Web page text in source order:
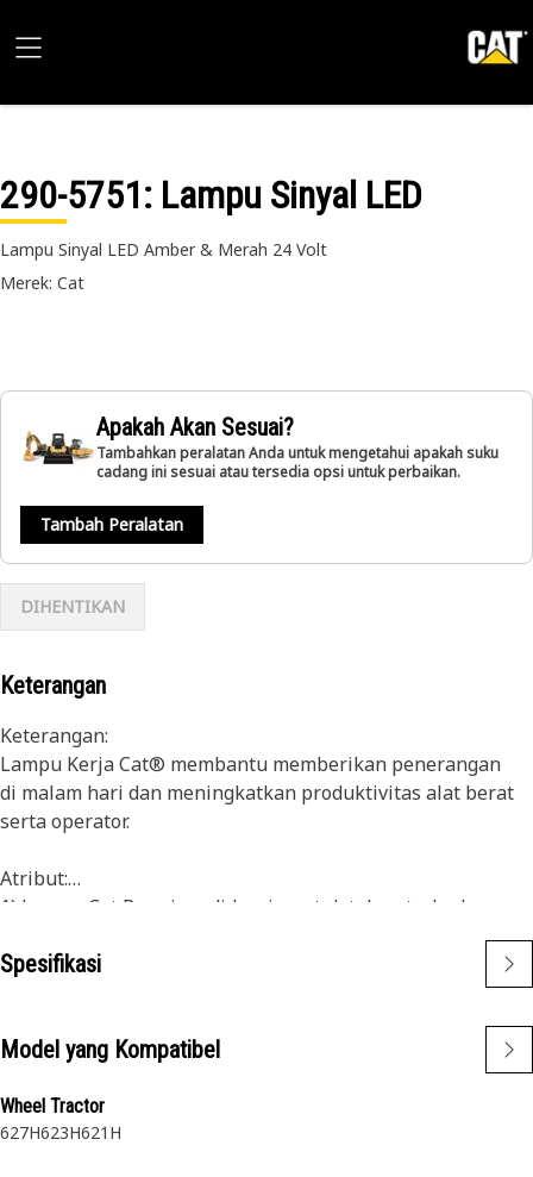
290-5751: Lampu Sinyal LED
Lampu Sinyal LED Amber & Merah 24 Volt
Merek: Cat
Apakah Akan Sesuai?
Tambahkan peralatan Anda untuk mengetahui apakah suku
cadang ini sesuai atau tersedia opsi untuk perbaikan.
Tambah Peralatan
DIHENTIKAN
Keterangan
Keterangan:
Lampu Kerja Cat® membantu memberikan penerangan
di malam hari dan meningkatkan produktivitas alat berat
serta operator.
Atribut:
1) Lampu Cat Premium didesain untuk tahan terhadap
tingkat getaran yang tinggi dari alat berat besar dan kecil
2)Lampu Cat dapat disesuaikan dengan alat berat lain di
Aplikasi:
berat.
Spesifikasi
Model yang Kompatibel
Wheel Tractor
627H623H621H